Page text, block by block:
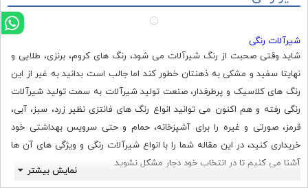
شیرآلات رنگی
شاید وقتی صحبت از رنگ شیرآلات می شود، رنگ های کروم، برنزی، طلایی و
نهایتا سفید و مشکی به ذهنتان خطور کند اما جالب است بدانید به غیر از این
رنگ های کلاسیک و پرطرفدار، صنعت تولید شیرآلات به سمت تولید شیرآلات
رنگی رفته و هم اکنون می توانید انواع رنگ های فانتزی نظیر زرد، سبز، آبی،
قرمز، صورتی و غیره را برای آشپزخانه، حمام و حتی سرویس بهداشتی خود
خریداری کنید، در این مقاله شما را با انواع شیرآلات رنگی و ویژگی های آن ها
آشنا می کنیم تا در انتخاب خود دچار مشکل نشوید.
نمایش بیشتر